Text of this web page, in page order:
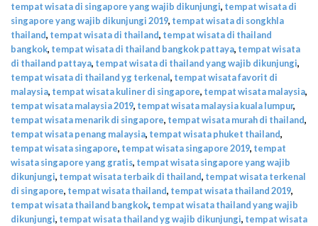
tempat wisata di singapore yang wajib dikunjungi, tempat wisata di
singapore yang wajib dikunjungi 2019, tempat wisata di songkhla
thailand, tempat wisata di thailand, tempat wisata di thailand
bangkok, tempat wisata di thailand bangkok pattaya, tempat wisata
di thailand pattaya, tempat wisata di thailand yang wajib dikunjungi,
tempat wisata di thailand yg terkenal, tempat wisata favorit di
malaysia, tempat wisata kuliner di singapore, tempat wisata malaysia,
tempat wisata malaysia 2019, tempat wisata malaysia kuala lumpur,
tempat wisata menarik di singapore, tempat wisata murah di thailand,
tempat wisata penang malaysia, tempat wisata phuket thailand,
tempat wisata singapore, tempat wisata singapore 2019, tempat
wisata singapore yang gratis, tempat wisata singapore yang wajib
dikunjungi, tempat wisata terbaik di thailand, tempat wisata terkenal
di singapore, tempat wisata thailand, tempat wisata thailand 2019,
tempat wisata thailand bangkok, tempat wisata thailand yang wajib
dikunjungi, tempat wisata thailand yg wajib dikunjungi, tempat wisata